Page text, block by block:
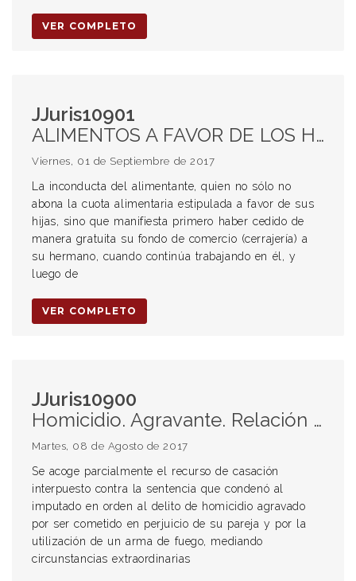
VER COMPLETO
JJuris10901
ALIMENTOS A FAVOR DE LOS HIJOS. Incumplimiento. Violencia económica. Medidas conminatorias.
Viernes, 01 de Septiembre de 2017
La inconducta del alimentante, quien no sólo no
abona la cuota alimentaria estipulada a favor de sus
hijas, sino que manifiesta primero haber cedido de
manera gratuita su fondo de comercio (cerrajería) a
su hermano, cuando continúa trabajando en él, y
luego de
VER COMPLETO
JJuris10900
Homicidio. Agravante. Relación de pareja. Alcance.
Martes, 08 de Agosto de 2017
Se acoge parcialmente el recurso de casación
interpuesto contra la sentencia que condenó al
imputado en orden al delito de homicidio agravado
por ser cometido en perjuicio de su pareja y por la
utilización de un arma de fuego, mediando
circunstancias extraordinarias